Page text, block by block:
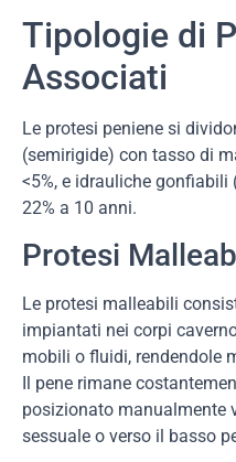
Tipologie di
Associati
Le protesi peniene si
(semirigide) con tasso di
<5%, e idrauliche
22% a 10 anni.
Protesi
Le protesi malleabili
impiantati nei corpi
mobili o fluidi, rendendole
Il pene rimane
posizionato manualmente
sessuale o verso il basso